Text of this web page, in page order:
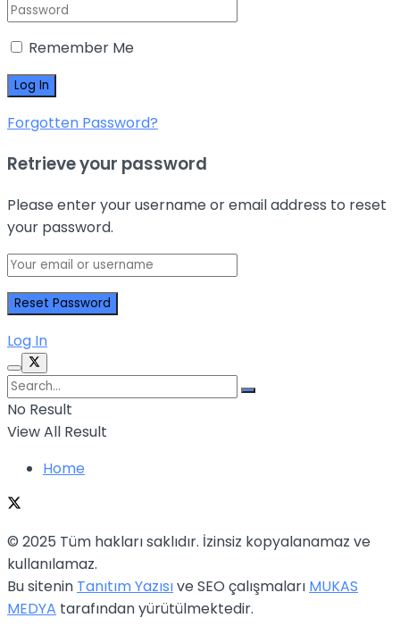
Remember Me
Forgotten Password?
Retrieve your password
Please enter your username or email address to reset
your password.
Log In
No Result
View All Result
Home
© 2025 Tüm hakları saklıdır. İzinsiz kopyalanamaz ve
kullanılamaz.
Bu sitenin Tanıtım Yazısıve SEO çalışmaları MUKAS
MEDYA tarafından yürütülmektedir.